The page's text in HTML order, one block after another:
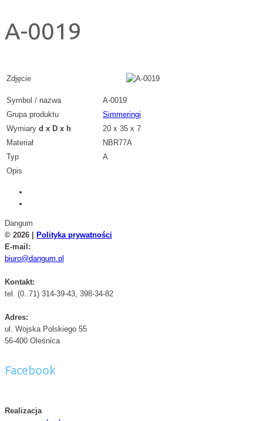
A-0019
Zdjęcie
Symbol / nazwa
A-0019
Grupa produktu
Simmeringi
Wymiary d x D x h
20 x 35 x 7
Materiał
NBR77A
Typ
A
Opis
Dangum
© 2026 |
Polityka prywatności
E-mail:
biuro@dangum.pl
Kontakt:
tel. (0..71) 314-39-43, 398-34-82
Adres:
ul. Wojska Polskiego 55
56-400 Oleśnica
Facebook
Realizacja